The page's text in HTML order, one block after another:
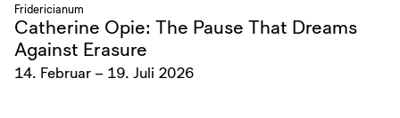
Fridericianum
Catherine Opie: The Pause That Dreams
Against Erasure
14. Februar – 19. Juli 2026